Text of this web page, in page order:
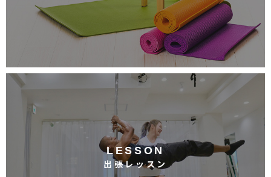
LESSON
出張レッスン